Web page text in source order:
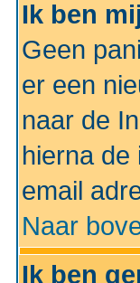
Ik ben
Geen
er een
naar de
hierna de
email
Naar
Ik ben